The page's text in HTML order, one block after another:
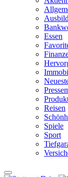
Essen
Reisen
Spiele
Sport